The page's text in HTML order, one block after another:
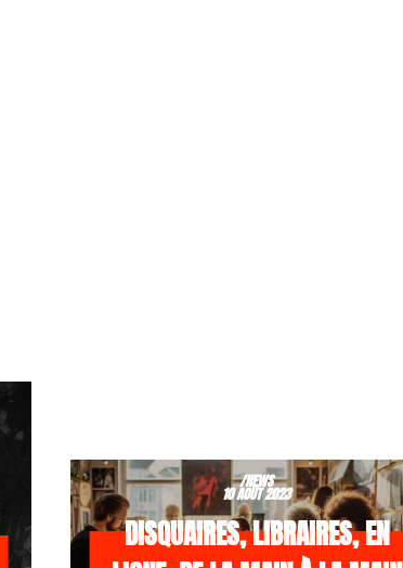
/NEWS
10 AOÛT 2023
DISQUAIRES, LIBRAIRES, EN